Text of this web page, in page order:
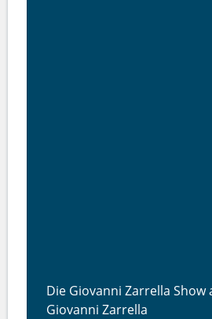
Die Giovanni Zarrella Show
Giovanni Zarrella